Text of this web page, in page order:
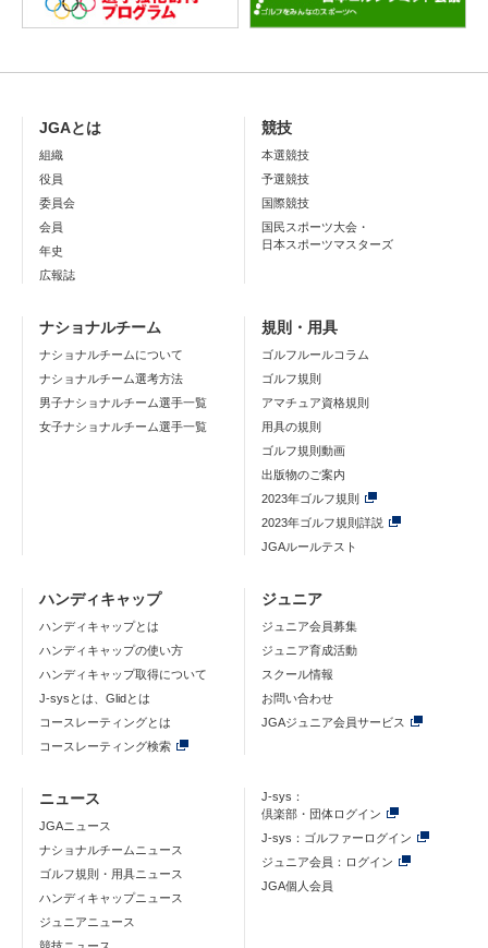
JGAとは
組織
役員
委員会
会員
年史
広報誌
競技
本選競技
予選競技
国際競技
国民スポーツ大会・
日本スポーツマスターズ
ナショナルチーム
ナショナルチームについて
ナショナルチーム選考方法
男子ナショナルチーム選手一覧
女子ナショナルチーム選手一覧
規則・用具
ゴルフルールコラム
ゴルフ規則
アマチュア資格規則
用具の規則
ゴルフ規則動画
出版物のご案内
2023年ゴルフ規則
2023年ゴルフ規則詳説
JGAルールテスト
ハンディキャップ
ハンディキャップとは
ハンディキャップの使い方
ハンディキャップ取得について
J-sysとは、Glidとは
コースレーティングとは
コースレーティング検索
ジュニア
ジュニア会員募集
ジュニア育成活動
スクール情報
お問い合わせ
JGAジュニア会員サービス
ニュース
JGAニュース
ナショナルチームニュース
ゴルフ規則・用具ニュース
ハンディキャップニュース
ジュニアニュース
J-sys：
倶楽部・団体ログイン
J-sys：ゴルファーログイン
ジュニア会員：ログイン
JGA個人会員